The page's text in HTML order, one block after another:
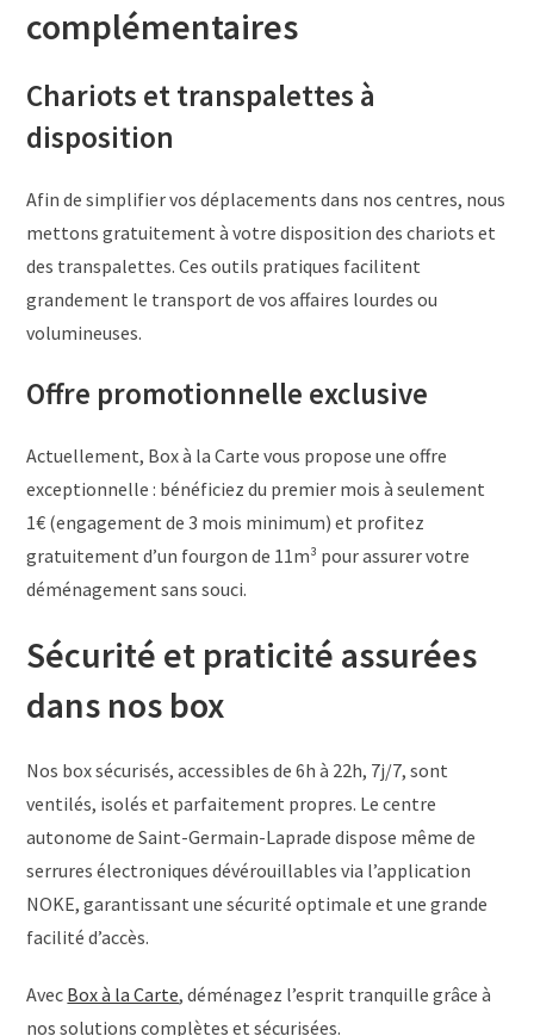
complémentaires
Chariots et transpalettes à
disposition
Afin de simplifier vos déplacements dans nos centres, nous
mettons gratuitement à votre disposition des chariots et
des transpalettes. Ces outils pratiques facilitent
grandement le transport de vos affaires lourdes ou
volumineuses.
Offre promotionnelle exclusive
Actuellement, Box à la Carte vous propose une offre
exceptionnelle : bénéficiez du premier mois à seulement
1€ (engagement de 3 mois minimum) et profitez
gratuitement d’un fourgon de 11m³ pour assurer votre
déménagement sans souci.
Sécurité et praticité assurées
dans nos box
Nos box sécurisés, accessibles de 6h à 22h, 7j/7, sont
ventilés, isolés et parfaitement propres. Le centre
autonome de Saint-Germain-Laprade dispose même de
serrures électroniques dévérouillables via l’application
NOKE, garantissant une sécurité optimale et une grande
facilité d’accès.
Avec Box à la Carte, déménagez l’esprit tranquille grâce à
nos solutions complètes et sécurisées.